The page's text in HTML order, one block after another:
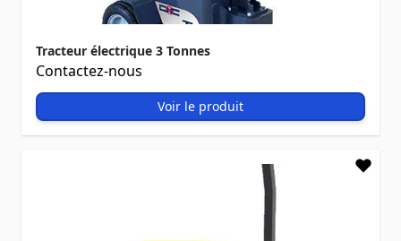
Tracteur électrique 3 Tonnes
Contactez-nous
Voir le produit